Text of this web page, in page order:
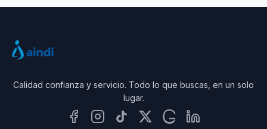
Calidad confianza y servicio. Todo lo que buscas, en un solo
lugar.